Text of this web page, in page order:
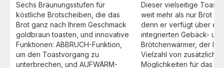
Sechs Bräunungsstufen für
köstliche Brotscheiben, die das
Brot ganz nach Ihrem Geschmack
goldbraun toasten, und innovative
Funktionen: ABBRUCH-Funktion,
um den Toastvorgang zu
unterbrechen, und AUFWÄRM-
Dieser vielseitige
weit mehr als nur Brot
denn er verfügt über
integrierten Gebäck- und
Brötchenwärmer, der
Vielzahl von zusätzlichen
Möglichkeiten für das